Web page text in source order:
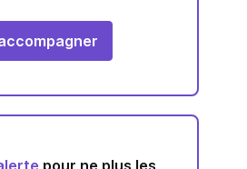
pour ne plus les